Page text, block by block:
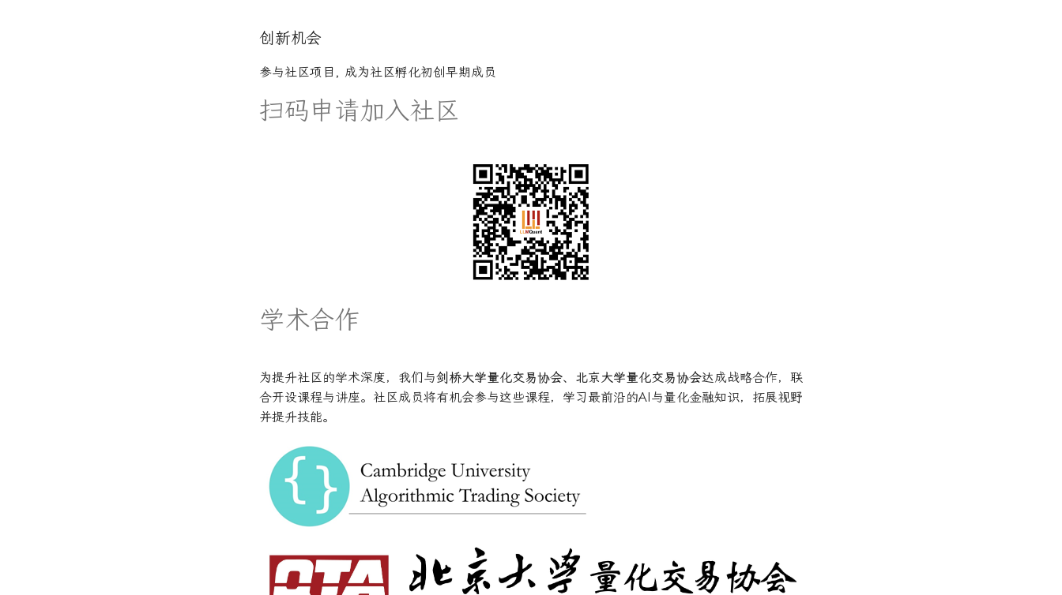
创新机会
参与社区项目, 成为社区孵化初创早期成员
扫码申请加入社区
学术合作
为提升社区的学术深度，我们与剑桥大学量化交易协会、 北京大学量化交易协会达成战略合作，联
合开设课程与讲座。社区成员将有机会参与这些课程，学习最前沿的AI与量化金融知识，拓展视野
并提升技能。